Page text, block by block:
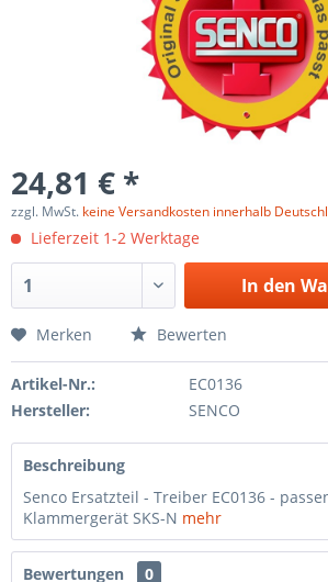
24,81 € *
zzgl. MwSt. keine Versandkosten innerhalb
Lieferzeit 1-2 Werktage
In den
Merken Bewerten
Artikel-Nr.:
EC0136
Hersteller:
SENCO
Beschreibung
Senco Ersatzteil - Treiber EC0136 -
Klammergerät SKS-N mehr
Bewertungen
0